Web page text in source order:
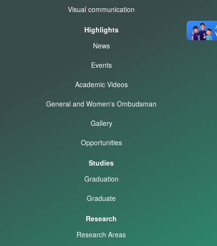
Visual communication
Highlights
News
Events
Academic Videos
General and Women's Ombudsman
Gallery
Opportunities
Studies
Graduation
Graduate
Research
Research Areas